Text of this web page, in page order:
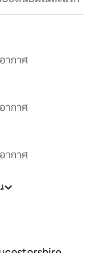
ากาศ
ากาศ
ากาศ